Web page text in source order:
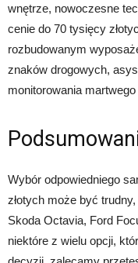
wnętrze, nowoczesne
cenie do 70 tysięcy
rozbudowanym
znaków drogowych,
monitorowania martwego
Wybór odpowiedniego
złotych może być
Skoda Octavia, Ford
niektóre z wielu opcji,